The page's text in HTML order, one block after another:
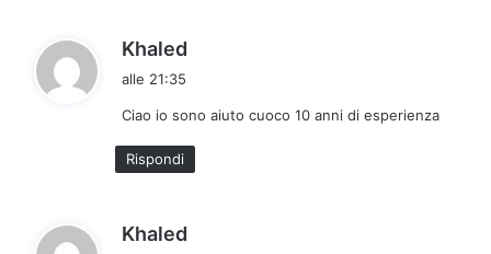
Khaled
e
t
t
alle 21:35
Ciao io sono aiuto cuoco 10 anni di esperienza
Rispondi
Khaled